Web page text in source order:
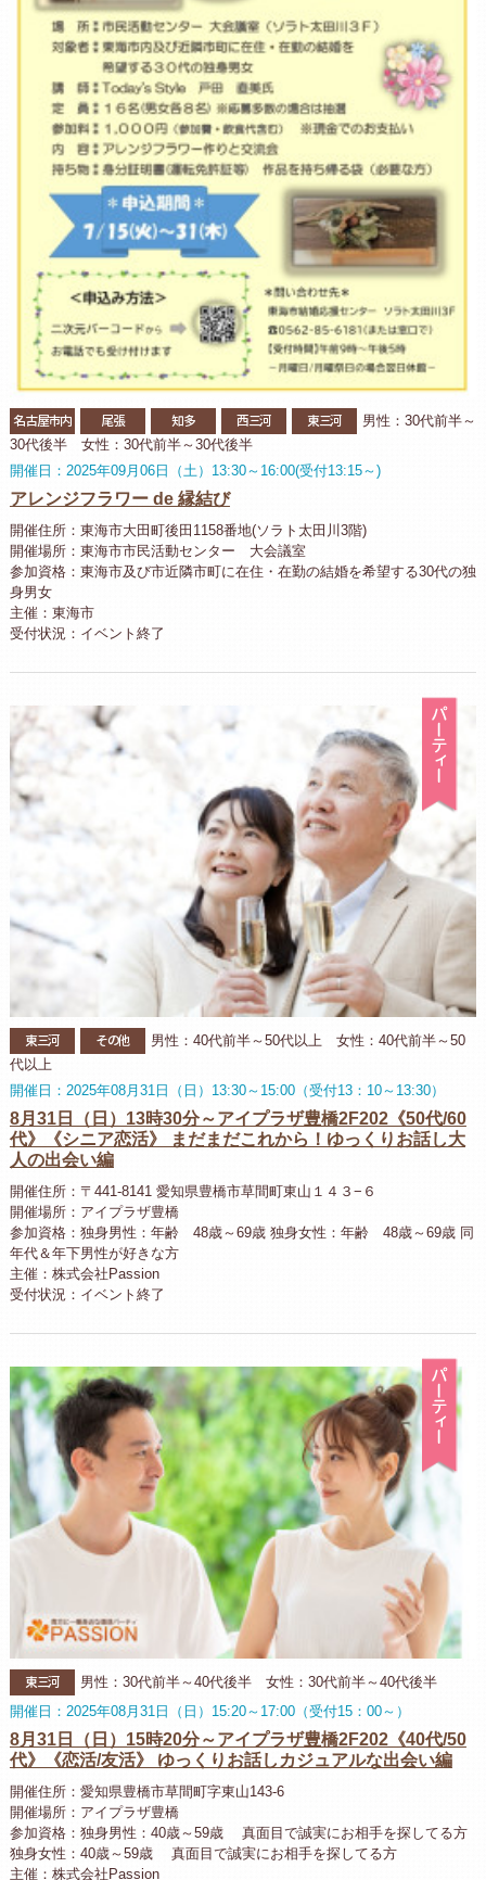
名古屋市内 尾張 知多 西三河 東三河
男性：30代前半～
30代後半 女性：30代前半～30代後半
開催日：2025年09月06日（土）13:30～16:00(受付13:15～)
アレンジフラワー de 縁結び
開催住所：東海市大田町後田1158番地(ソラト太田川3階)
開催場所：東海市市民活動センター 大会議室
参加資格：東海市及び市近隣市町に在住・在勤の結婚を希望する30代の独
身男女
主催：東海市
受付状況：イベント終了
東三河 その他
男性：40代前半～50代以上 女性：40代前半～50
代以上
開催日：2025年08月31日（日）13:30～15:00（受付13：10～13:30）
8月31日（日）13時30分～アイプラザ豊橋2F202《50代/60
代》《シニア恋活》 まだまだこれから！ゆっくりお話し大
人の出会い編
開催住所：〒441-8141 愛知県豊橋市草間町東山１４３−６
開催場所：アイプラザ豊橋
参加資格：独身男性：年齢 48歳～69歳 独身女性：年齢 48歳～69歳 同
年代＆年下男性が好きな方
主催：株式会社Passion
受付状況：イベント終了
パ
東三河
男性：30代前半～40代後半 女性：30代前半～40代後半
開催日：2025年08月31日（日）15:20～17:00（受付15：00～）
8月31日（日）15時20分～アイプラザ豊橋2F202《40代/50
代》《恋活/友活》 ゆっくりお話しカジュアルな出会い編
開催住所：愛知県豊橋市草間町字東山143-6
開催場所：アイプラザ豊橋
参加資格：独身男性：40歳～59歳 真面目で誠実にお相手を探してる方
独身女性：40歳～59歳 真面目で誠実にお相手を探してる方
主催：株式会社Passion